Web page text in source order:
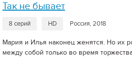
Так не бывает
8 серий HD Россия, 2018
Мария и Илья наконец женятся. Но их
между собой только во время